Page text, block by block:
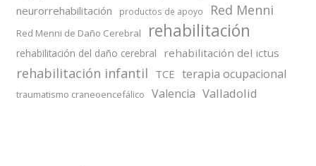
neurorrehabilitación productos de apoyo Red Menni
Red Menni de Daño Cerebral rehabilitación
rehabilitación del daño cerebral rehabilitación del ictus
rehabilitación infantil TCE terapia ocupacional
traumatismo craneoencefálico Valencia Valladolid